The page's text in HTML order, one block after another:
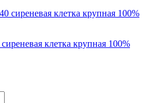
клетка крупная 100%